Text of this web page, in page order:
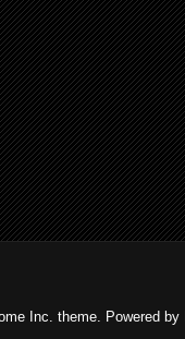
Inc. theme. Powered by